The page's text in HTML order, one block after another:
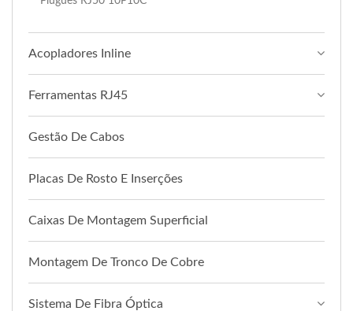
Acopladores Inline
Ferramentas RJ45
Gestão De Cabos
Placas De Rosto E Inserções
Caixas De Montagem Superficial
Montagem De Tronco De Cobre
Sistema De Fibra Óptica